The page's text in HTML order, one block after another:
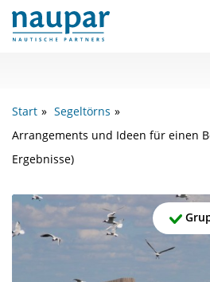
Start
Segeltörns
Arrangements und Ideen für einen
Ergebnisse)